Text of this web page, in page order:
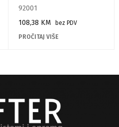
1:16
92001
108,38 KM
bez PDV
PROČITAJ VIŠE